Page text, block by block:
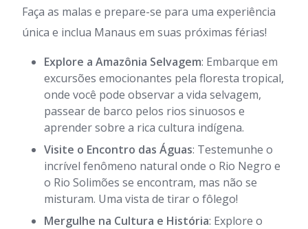
Faça as malas e prepare-se para uma experiência
única e inclua Manaus em suas próximas férias!
Explore a Amazônia Selvagem: Embarque em
excursões emocionantes pela floresta tropical,
onde você pode observar a vida selvagem,
passear de barco pelos rios sinuosos e
aprender sobre a rica cultura indígena.
Visite o Encontro das Águas: Testemunhe o
incrível fenômeno natural onde o Rio Negro e
o Rio Solimões se encontram, mas não se
misturam. Uma vista de tirar o fôlego!
Mergulhe na Cultura e História: Explore o